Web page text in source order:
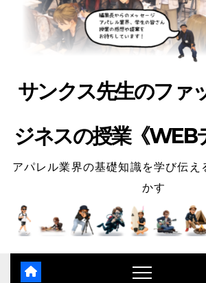
サンクス先生のファ
ジネスの授業《WEB
アパレル業界の基礎知識を学び伝え
かす